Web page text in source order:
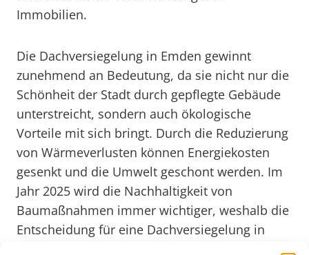
Immobilien.
Die Dachversiegelung in Emden gewinnt
zunehmend an Bedeutung, da sie nicht nur die
Schönheit der Stadt durch gepflegte Gebäude
unterstreicht, sondern auch ökologische
Vorteile mit sich bringt. Durch die Reduzierung
von Wärmeverlusten können Energiekosten
gesenkt und die Umwelt geschont werden. Im
Jahr 2025 wird die Nachhaltigkeit von
Baumaßnahmen immer wichtiger, weshalb die
Entscheidung für eine Dachversiegelung in
Emden nicht nur ökonomisch sinnvoll, sondern